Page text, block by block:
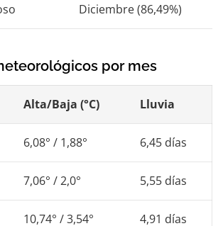
Diciembre (86,49%)
por mes
Alta/Baja (°C) Lluvia
6,08° / 1,88° 6,45 días
7,06° / 2,0° 5,55 días
10,74° / 3,54° 4,91 días